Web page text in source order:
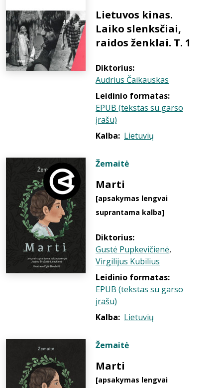
Lietuvos kinas.
Laiko slenksčiai,
raidos ženklai. T. 1
Diktorius:
Audrius Čaikauskas
Leidinio formatas:
EPUB (tekstas su garso
įrašu)
Kalba: Lietuvių
Žemaitė
Marti
[apsakymas lengvai
suprantama kalba]
Diktorius:
Gustė Pupkevičienė,
Virgilijus Kubilius
Leidinio formatas:
EPUB (tekstas su garso
įrašu)
Kalba: Lietuvių
Žemaitė
Marti
[apsakymas lengvai